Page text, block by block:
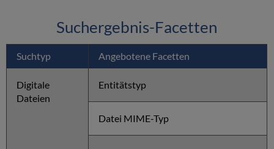
Suchergebnis-Facetten
Suchtyp Angebotene Facetten
Digitale
Dateien
Entitätstyp
Datei MIME-Typ